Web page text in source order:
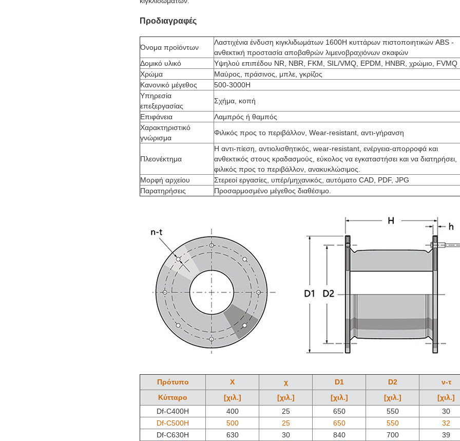
Προδιαγραφές
Όνομα προϊόντων
Λαστιχένια ένδυση κιγκλιδωμάτων 1600H κυττάρων πιστοποιητικών ABS -
ανθεκτική προστασία αποβαθρών λιμενοβραχιόνων σκαφών
Δομικό υλικό
Υψηλού επιπέδου NR, NBR, FKM, SIL/VMQ, EPDM, HNBR, χρώμιο, FVMQ
Χρώμα
Μαύρος, πράσινος, μπλε, γκρίζος
Κανονικό μέγεθος
500-3000H
Υπηρεσία
επεξεργασίας
Σχήμα, κοπή
Επιφάνεια
Λαμπρός ή θαμπός
Χαρακτηριστικό
γνώρισμα
Φιλικός προς το περιβάλλον, Wear-resistant, αντι-γήρανση
Πλεονέκτημα
Η αντι-πίεση, αντιολισθητικός, wear-resistant, ενέργεια-απορροφά και
ανθεκτικός στους κραδασμούς, εύκολος να εγκαταστήσει και να διατηρήσει,
φιλικός προς το περιβάλλον, ανακυκλώσιμος.
Μορφή αρχείου
Στερεοί εργασίες, υπέρ/μηχανικός, αυτόματο CAD, PDF, JPG
Παρατηρήσεις
Προσαρμοσμένο μέγεθος διαθέσιμο.
Πρότυπο Χ χ D1 D2
ν-τ
Κύτταρο
[χιλ.] [χιλ.] [χιλ.] [χιλ.]
[χιλ.]
Df-C400H
400 25 650 550
30
Df-C500H
500 25 650 550
32
Df-C630H
630 30 840 700
39